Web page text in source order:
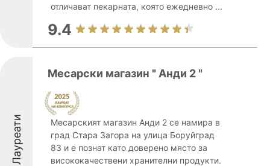
отличават пекарната, която ежедневно ...
9.4
Лауреати
Месарски магазин " Анди 2 "
Месарският магазин Анди 2 се намира в
град Стара Загора на улица Боруйград
83 и е познат като доверено място за
висококачествени хранителни продукти.